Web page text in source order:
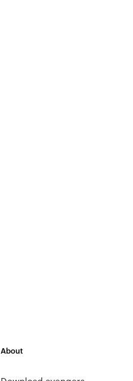
About